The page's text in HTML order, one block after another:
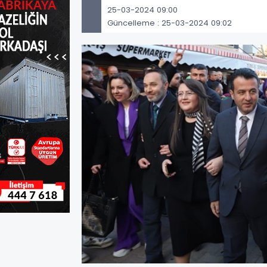
25-03-2024 09:00
Güncelleme : 25-03-2024 09:02